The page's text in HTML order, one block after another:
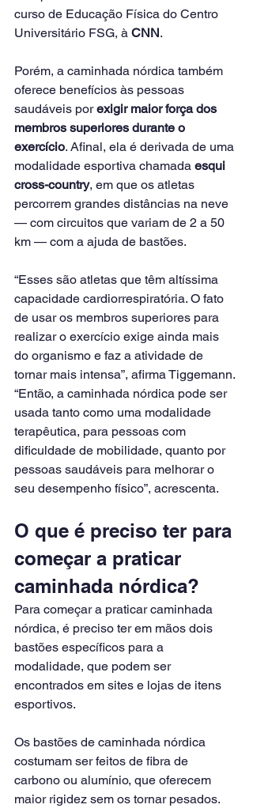
curso de Educação Física do Centro
Universitário FSG, à CNN.
Porém, a caminhada nórdica também
oferece benefícios às pessoas
saudáveis por exigir maior força dos
membros superiores durante o
exercício. Afinal, ela é derivada de uma
modalidade esportiva chamada esqui
cross-country, em que os atletas
percorrem grandes distâncias na neve
— com circuitos que variam de 2 a 50
km — com a ajuda de bastões.
“Esses são atletas que têm altíssima
capacidade cardiorrespiratória. O fato
de usar os membros superiores para
realizar o exercício exige ainda mais
do organismo e faz a atividade de
tornar mais intensa”, afirma Tiggemann.
“Então, a caminhada nórdica pode ser
usada tanto como uma modalidade
terapêutica, para pessoas com
dificuldade de mobilidade, quanto por
pessoas saudáveis para melhorar o
seu desempenho físico”, acrescenta.
O que é preciso ter para
começar a praticar
caminhada nórdica?
Para começar a praticar caminhada
nórdica, é preciso ter em mãos dois
bastões específicos para a
modalidade, que podem ser
encontrados em sites e lojas de itens
esportivos.
Os bastões de caminhada nórdica
costumam ser feitos de fibra de
carbono ou alumínio, que oferecem
maior rigidez sem os tornar pesados.